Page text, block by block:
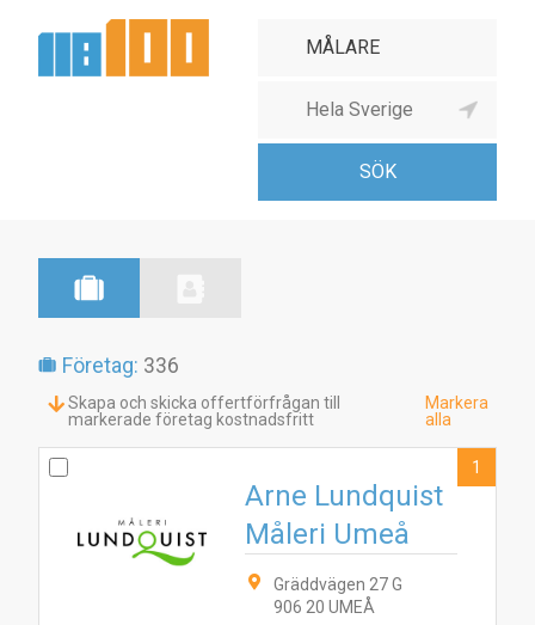
Företag: 336
Skapa och skicka offertförfrågan till
markerade företag kostnadsfritt
Markera
alla
Arne Lundquist
Måleri Umeå
Gräddvägen 27 G
906 20 UMEÅ
1